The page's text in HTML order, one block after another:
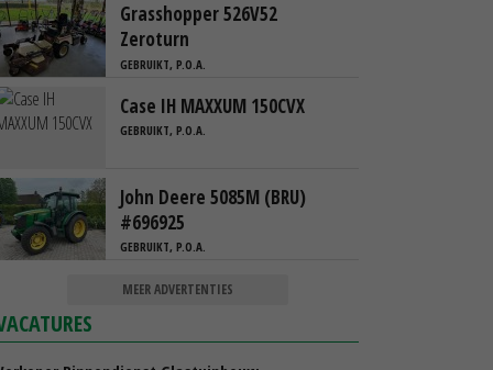
Grasshopper 526V52
Zeroturn
GEBRUIKT, P.O.A.
Case IH MAXXUM 150CVX
GEBRUIKT, P.O.A.
John Deere 5085M (BRU)
#696925
GEBRUIKT, P.O.A.
MEER ADVERTENTIES